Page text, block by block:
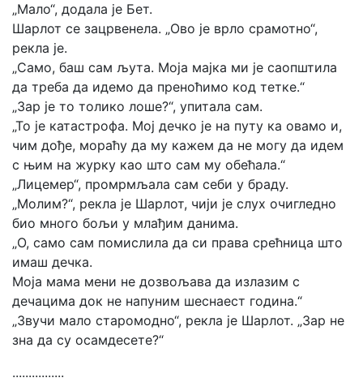
„Мало“, додала је Бет.
Шарлот се зацрвенела. „Ово је врло срамотно“,
рекла је.
„Само, баш сам љута. Моја мајка ми је саопштила
да треба да идемо да преноћимо код тетке.“
„Зар је то толико лоше?“, упитала сам.
„То је катастрофа. Мој дечко је на путу ка овамо и,
чим дође, мораћу да му кажем да не могу да идем
с њим на журку као што сам му обећала.“
„Лицемер“, промрмљала сам себи у браду.
„Молим?“, рекла је Шарлот, чији је слух очигледно
био много бољи у млађим данима.
„О, само сам помислила да си права срећница што
имаш дечка.
Моја мама мени не дозвољава да излазим с
дечацима док не напуним шеснаест година.“
„Звучи мало старомодно“, рекла је Шарлот. „Зар не
зна да су осамдесете?“
................